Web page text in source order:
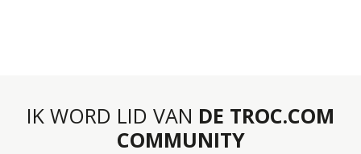
IK WORD LID VAN DE TROC.COM
COMMUNITY